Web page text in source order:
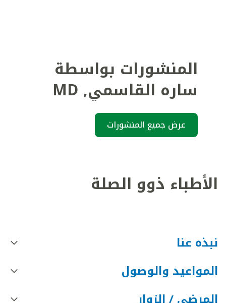
المنشورات بواسطة
ساره القاسمي,
MD
عرض جميع المنشورات
الأطباء ذوو الصلة
نبذه عنا
المواعيد والوصول